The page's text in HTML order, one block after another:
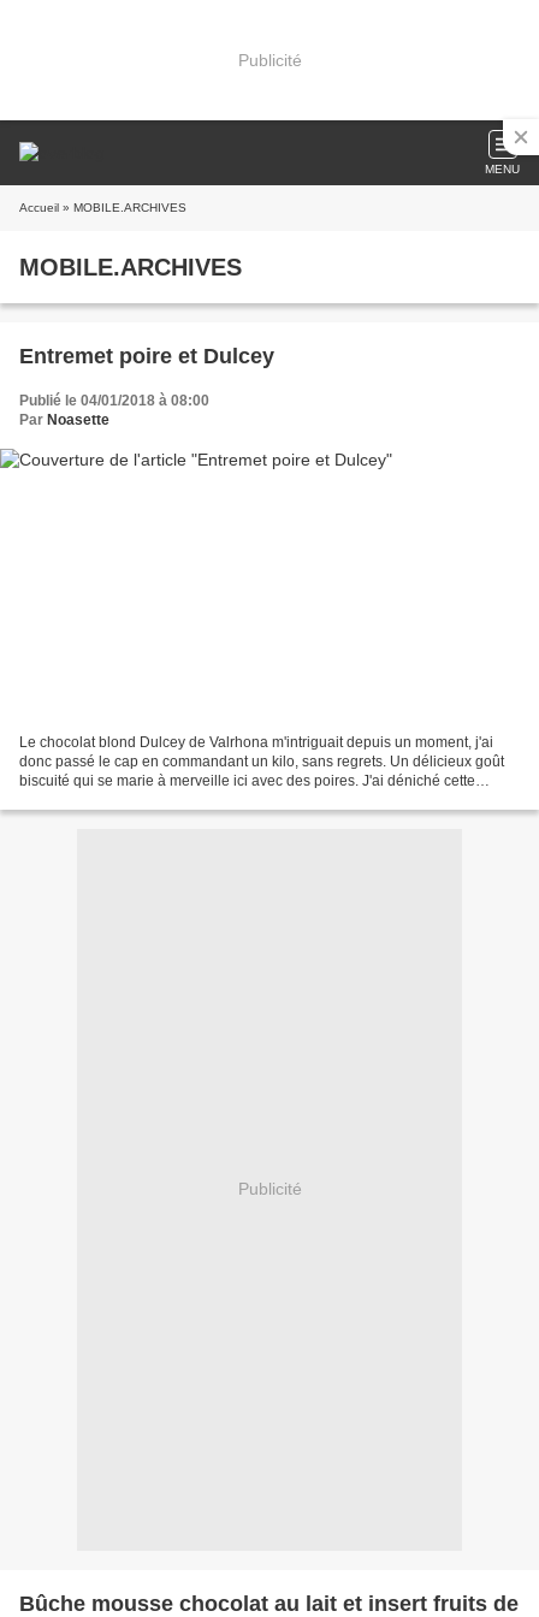
Publicité
MENU
Accueil » MOBILE.ARCHIVES
MOBILE.ARCHIVES
Entremet poire et Dulcey
Publié le 04/01/2018 à 08:00
Par Noasette
Le chocolat blond Dulcey de Valrhona m'intriguait depuis un moment, j'ai
donc passé le cap en commandant un kilo, sans regrets. Un délicieux goût
biscuité qui se marie à merveille ici avec des poires. J'ai déniché cette
Publicité
Bûche mousse chocolat au lait et insert fruits de